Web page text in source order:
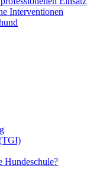
Interventionen
Hundeschule?